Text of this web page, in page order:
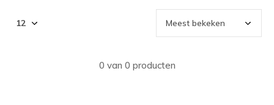
0 van 0 producten